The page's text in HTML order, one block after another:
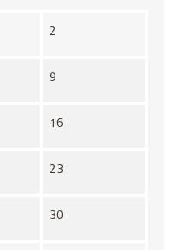
2
9
16
23
30